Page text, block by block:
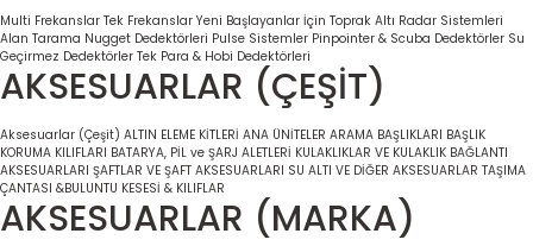
Multi Frekanslar Tek Frekanslar Yeni Başlayanlar İçin Toprak Altı Radar Sistemleri
Alan Tarama Nugget Dedektörleri Pulse Sistemler Pinpointer & Scuba Dedektörler Su
Geçirmez Dedektörler Tek Para & Hobi Dedektörleri
AKSESUARLAR (ÇEŞİT)
Aksesuarlar (Çeşit) ALTIN ELEME KİTLERİ ANA ÜNİTELER ARAMA BAŞLIKLARI BAŞLIK
KORUMA KILIFLARI BATARYA, PİL ve ŞARJ ALETLERİ KULAKLIKLAR VE KULAKLIK BAĞLANTI
AKSESUARLARI ŞAFTLAR VE ŞAFT AKSESUARLARI SU ALTI VE DİĞER AKSESUARLAR TAŞIMA
ÇANTASI &BULUNTU KESESİ & KILIFLAR
AKSESUARLAR (MARKA)